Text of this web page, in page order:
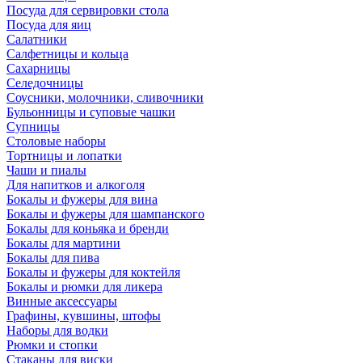
Посуда для сервировки стола
Посуда для яиц
Салатники
Салфетницы и кольца
Сахарницы
Селедочницы
Соусники, молочники, сливочники
Бульонницы и суповые чашки
Супницы
Столовые наборы
Тортницы и лопатки
Чаши и пиалы
Для напитков и алкоголя
Бокалы и фужеры для вина
Бокалы и фужеры для шампанского
Бокалы для коньяка и бренди
Бокалы для мартини
Бокалы для пива
Бокалы и фужеры для коктейля
Бокалы и рюмки для ликера
Винные аксессуары
Графины, кувшины, штофы
Наборы для водки
Рюмки и стопки
Стаканы для виски